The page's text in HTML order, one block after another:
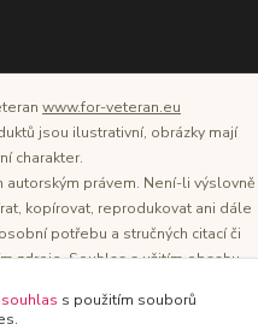
www.for-veteran.eu
jsou ilustrativní, obrázky mají
charakter.
právem. Není-li výslovně
kopírovat, reprodukovat ani dále
potřebu a stručných citací či
zdroje. Souhlas s užitím obsahu
je Tomáš Oršel.
souhlas s použitím souborů